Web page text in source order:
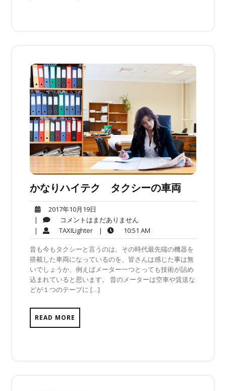
かなりハイテク タクシーの車両
2017年10月19日
年
10
月
19
日
| コメントはまだありません
メ
ン
ト
は
ま
だ
| TAXILighterTAXILighter
| 10:51 AM
AM
昔も今もタクシーと言うのは、その時代最先端の機器を
搭載した車両になっているのを、皆さんは感じた事は無
いでしょうか、例えばメーター一つとっても技術が詰め
込まれていると思います。 昔のメーターは空車や賃送な
どが１つのテープに […]
READ MORE